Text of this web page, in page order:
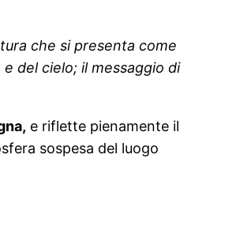
che si presenta come
del cielo; il messaggio di
e riflette pienamente il
sospesa del luogo